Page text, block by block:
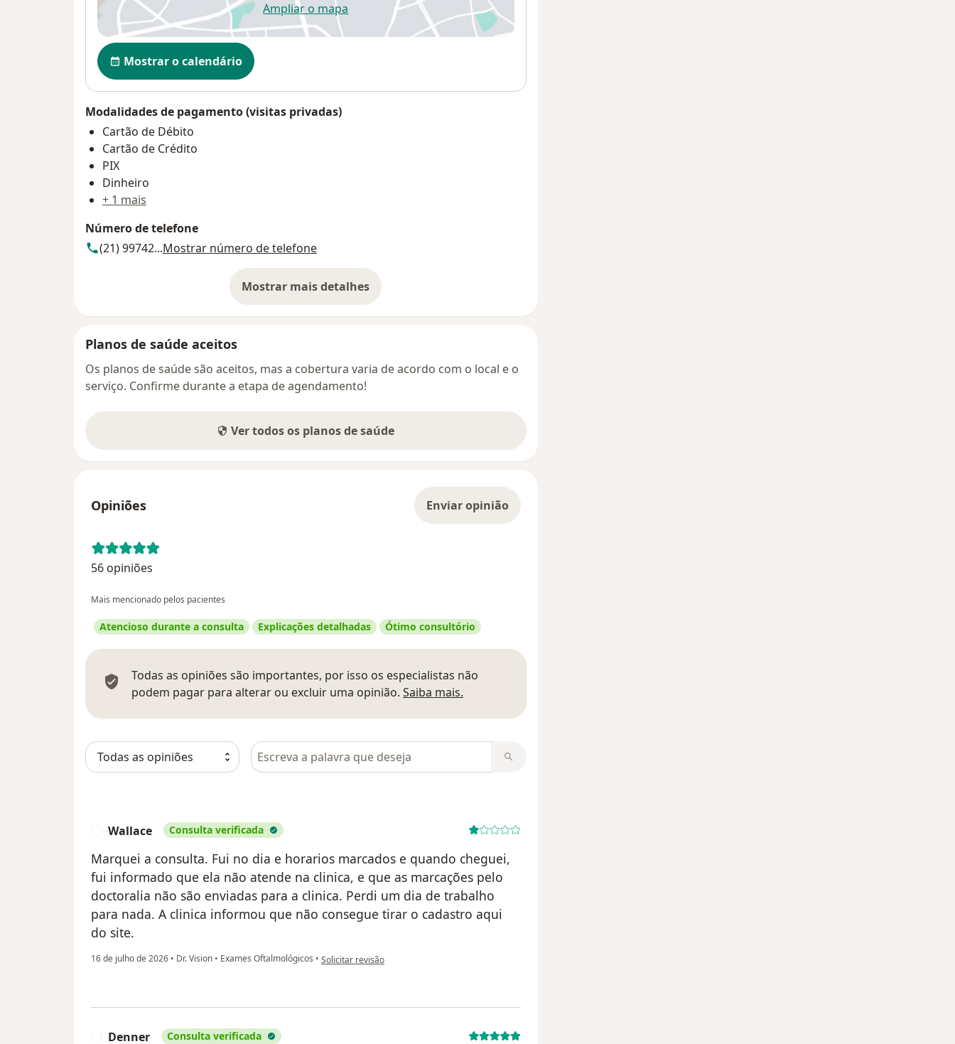
Ampliar o mapaabre num novo separador
Disponibilidade
Mostrar o calendário
Modalidades de pagamento (visitas privadas)
Cartão de Débito
Cartão de Crédito
PIX
Dinheiro
+ 1 mais
Número de telefone
(21) 99742...Mostrar número de telefone
Mostrar mais detalhes
sobre o endereço
Planos de saúde aceitos
Os planos de saúde são aceitos, mas a cobertura varia de acordo com o local e o
serviço. Confirme durante a etapa de agendamento!
Ver todos os planos de saúde
Opiniões Enviar opinião
56 opiniões
Mais mencionado pelos pacientes
Atencioso durante a consulta Explicações detalhadas Ótimo consultório
Todas as opiniões são importantes, por isso os especialistas não
podem pagar para alterar ou excluir uma opinião. Saiba mais.
Pesquisar em opiniões
Wallace Consulta verificada
Marquei a consulta. Fui no dia e horarios marcados e quando cheguei,
fui informado que ela não atende na clinica, e que as marcações pelo
doctoralia não são enviadas para a clinica. Perdi um dia de trabalho
para nada. A clinica informou que não consegue tirar o cadastro aqui
do site.
16 de julho de 2026 • Dr. Vision • Exames Oftalmológicos • na opinião do utilizador Wallace
Solicitar revisão
Denner Consulta verificada